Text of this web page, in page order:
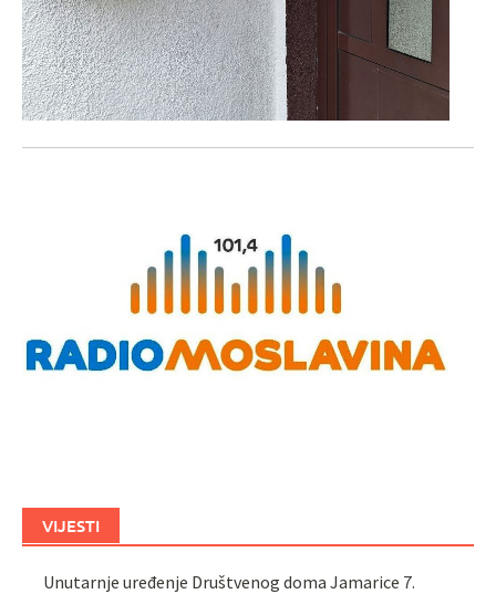
VIJESTI
Unutarnje uređenje Društvenog doma Jamarice 7.